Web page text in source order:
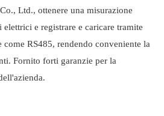
Ltd., ottenere una misurazione
e registrare e caricare tramite
RS485, rendendo conveniente la
Fornito forti garanzie per la